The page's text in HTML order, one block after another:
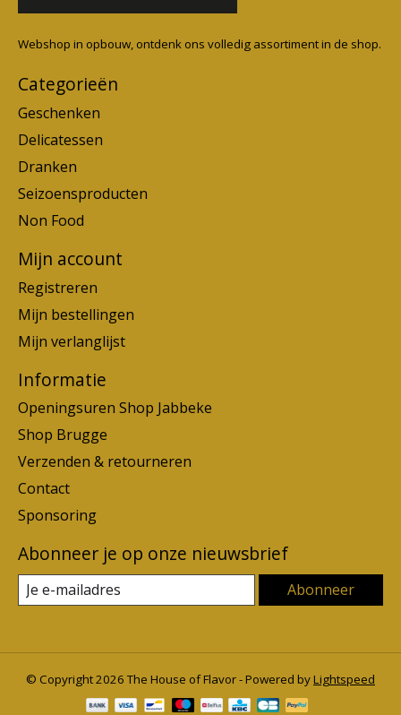
Webshop in opbouw, ontdenk ons volledig assortiment in de shop.
Categorieën
Geschenken
Delicatessen
Dranken
Seizoensproducten
Non Food
Mijn account
Registreren
Mijn bestellingen
Mijn verlanglijst
Informatie
Openingsuren Shop Jabbeke
Shop Brugge
Verzenden & retourneren
Contact
Sponsoring
Abonneer je op onze nieuwsbrief
Abonneer
© Copyright 2026 The House of Flavor - Powered byLightspeed